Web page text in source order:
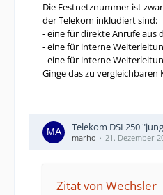
Die Festnetznummer ist
der Telekom inkludiert sind:
- eine für direkte Anrufe aus
- eine für interne
- eine für interne
Ginge das zu vergleichbaren
Telekom DSL250
marho 21. Dezember
Zitat von Wechsler